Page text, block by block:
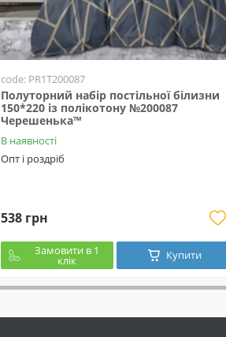
code: PR1T200087
Полуторний набір постільної білизни
150*220 із полікотону №200087
Черешенька™
В наявності
Опт і роздріб
538 грн
Замовити в 1
клік Купити